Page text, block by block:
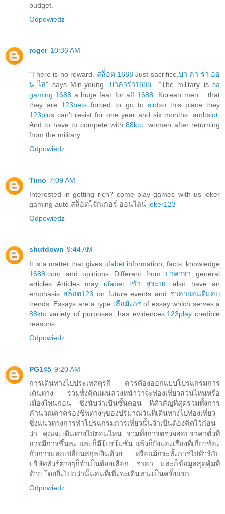
budget.
Odpowiedz
roger 10:36 AM
"There is no reward. สล็อต 1688 Just sacrifice, บา คา ร่า ออ
น ไล" says Min-young.บาคาร่า1688 "The military issa
gaming 1688 a huge fear foraff 1688 Korean men… that
they are 123bets forced to go to slotxothis place they
123plus can't resist for one year and six months. ambslot
And to have to compete with88ktc women after returning
from the military.
Odpowiedz
Timo 7:09 AM
Interested in getting rich? come play games with us joker
gaming auto สล็อตโจ๊กเกอร์ ออนไลน์ joker123
Odpowiedz
shutdown 9:44 AM
It is a matter that gives ufabet information, facts, knowledge
1688.com and opinions Different fromบาคาร่า general
articles Articles may ufabet เข้า สู่ระบบalso have an
emphasis สล็อต123 on future events andราคาแฮนดิแคป
trends. Essays are a type เสือมังกร of essay which serves a
88ktc variety of purposes, has evidences, 123playcredible
reasons.
Odpowiedz
PG145 9:20 AM
การเดินทางไปประเทศตุรกี ควรต้องออกแบบโปรแกรมการ
เดินทาง รวมทั้งคิดแผนล่วงหน้าว่าจะท่องเที่ยวส่วนไหนหรือ
เมืองไหนก่อน ซึ่งนับว่าเป็นขั้นตอน ที่สำคัญที่สุดรวมทั้งการ
คำนวณค่าครองชีพต่างๆของปริมาณวันที่เดินทางไปท่องเที่ยว
ซึ่งแนวทางการทำโปรแกรมการเที่ยวนั้นจำเป็นต้องคิดไว้ก่อน
ว่า คุณจะเดินทางไปตอนไหน รวมทั้งการตรวจสอบราคาตั๋วที่
อาจมีการขึ้นลง และก็มีโปรโมชั่น แล้วก็ยังมองเรื่องที่เกี่ยวข้อง
กับการแลกเปลี่ยนสกุลเงินด้วย หรือแม้กระทั้งการไปทัวร์กับ
บริษัททัวร์ต่างๆก็จำเป็นต้องเลือก ราคา และก็ข้อมูลสุดคุ้มที่
ด้วย โดยยิ่งไปกว่านั้นคนที่เพิ่งจะเดินทางเป็นครั้งแรก
Odpowiedz